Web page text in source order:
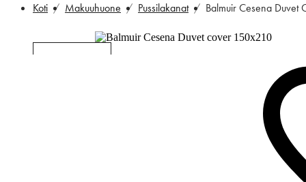
Koti Makuuhuone Pussilakanat Balmuir Cesena Duvet